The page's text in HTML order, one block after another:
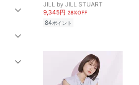
JILL by JILL STUART
9,345円 28%OFF
84ポイント